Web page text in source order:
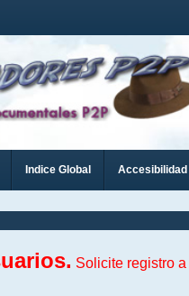
Indice Global Accesibilidad
Solicite registro a